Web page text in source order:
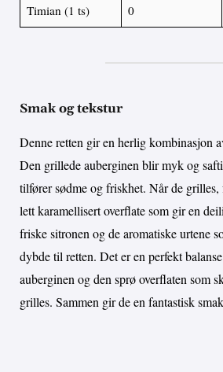
Timian (1 ts) 0
Smak og tekstur
Denne retten gir en herlig kombinasjon
Den grillede auberginen blir myk og
tilfører sødme og friskhet. Når de grilles,
lett karamellisert overflate som gir en
friske sitronen og de aromatiske urtene
dybde til retten. Det er en perfekt
auberginen og den sprø overflaten som
grilles. Sammen gir de en fantastisk